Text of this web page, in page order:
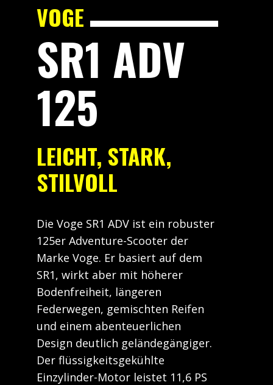
VOGE
SR1 ADV
125
LEICHT, STARK,
STILVOLL
Die Voge SR1 ADV ist ein robuster
125er Adventure-Scooter der
Marke Voge. Er basiert auf dem
SR1, wirkt aber mit höherer
Bodenfreiheit, längeren
Federwegen, gemischten Reifen
und einem abenteuerlichen
Design deutlich geländegängiger.
Der flüssigkeitsgekühlte
Einzylinder-Motor leistet 11,6 PS